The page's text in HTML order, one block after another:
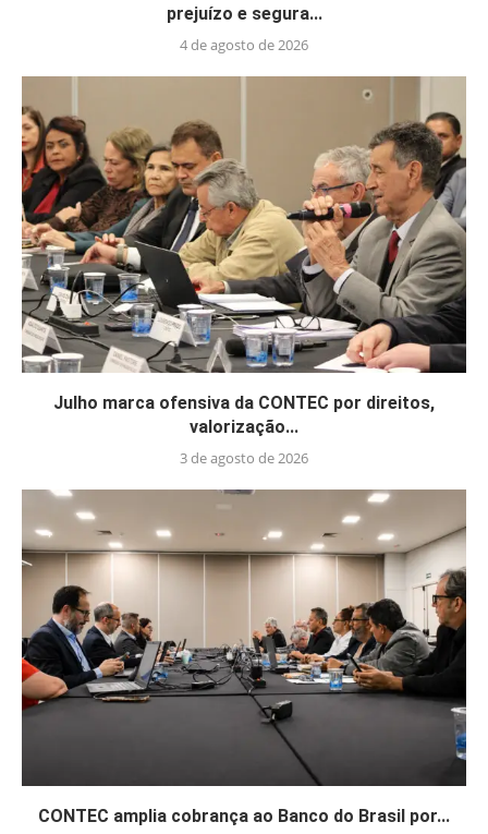
prejuízo e segura...
4 de agosto de 2026
Julho marca ofensiva da CONTEC por direitos,
valorização...
3 de agosto de 2026
CONTEC amplia cobrança ao Banco do Brasil por...